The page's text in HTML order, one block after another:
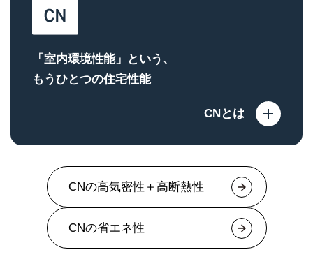
「室内環境性能」という、
もうひとつの住宅性能
CNとは
CNの高気密性＋高断熱性
CNの省エネ性